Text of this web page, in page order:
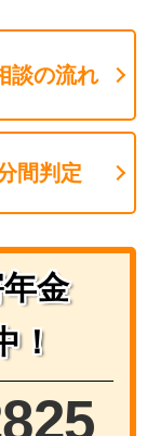
談の流れ
間判定
金
！